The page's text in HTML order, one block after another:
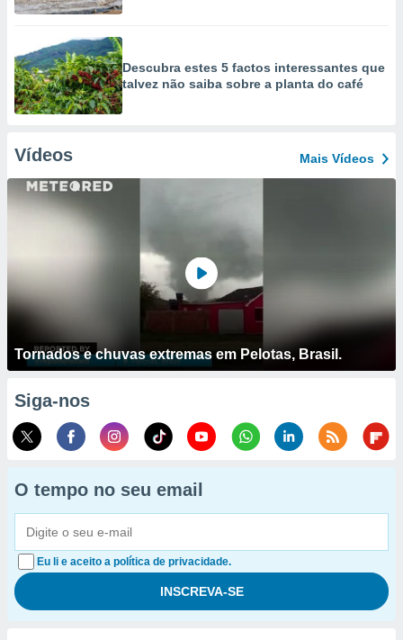
Descubra estes 5 factos interessantes que
talvez não saiba sobre a planta do café
Vídeos Mais Vídeos
Tornados e chuvas extremas em Pelotas, Brasil.
Siga-nos
O tempo no seu email
Eu li e aceito a política de privacidade.